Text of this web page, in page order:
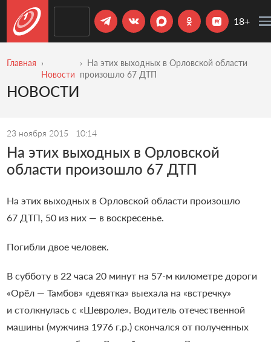
18+
Главная
Новости
На этих выходных в Орловской области
произошло 67 ДТП
НОВОСТИ
23 ноября 2015 10:14
На этих выходных в Орловской
области произошло 67 ДТП
На этих выходных в Орловской области произошло
67 ДТП, 50 из них — в воскресенье.
Погибли двое человек.
В субботу в 22 часа 20 минут на 57-м километре дороги
«Орёл — Тамбов» «девятка» выехала на «встречку»
и столкнулась с «Шевроле». Водитель отечественной
машины (мужчина 1976 г.р.) скончался от полученных